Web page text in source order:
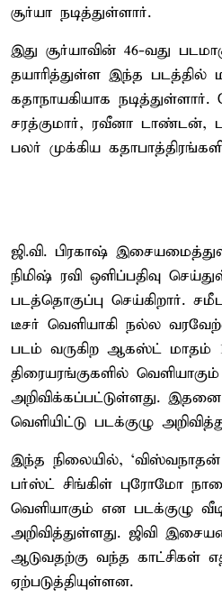
சூர்யா நடித்துள்ளார்.
இது சூர்யாவின் 46-வது
தயாரித்துள்ள இந்த படத்தில்
கதாநாயகியாக நடித்துள்ளார்.
சரத்குமார், ரவீனா டாண்டன்,
பலர் முக்கிய
ஜி.வி. பிரகாஷ்
நிமிஷ் ரவி ஒளிப்பதிவு
படத்தொகுப்பு செய்கிறார்.
டீசர் வெளியாகி நல்ல
படம் வருகிற ஆகஸ்ட் மாதம்
திரையரங்குகளில்
அறிவிக்கப்பட்டுள்ளது.
வெளியிட்டு படக்குழு
இந்த நிலையில்,
பர்ஸ்ட் சிங்கிள் புரோமோ
வெளியாகும் என படக்குழு
அறிவித்துள்ளது. ஜிவி
ஆடுவதற்கு வந்த காட்சிகள்
ஏற்படுத்தியுள்ளன.